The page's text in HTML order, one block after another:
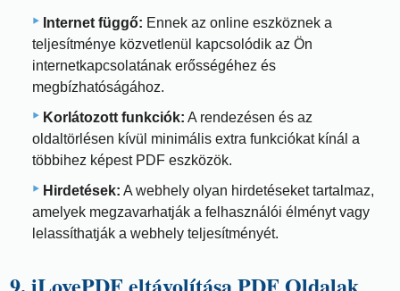
Internet függő: Ennek az online eszköznek a
teljesítménye közvetlenül kapcsolódik az Ön
internetkapcsolatának erősségéhez és
megbízhatóságához.
Korlátozott funkciók: A rendezésen és az
oldaltörlésen kívül minimális extra funkciókat kínál a
többihez képest PDF eszközök.
Hirdetések: A webhely olyan hirdetéseket tartalmaz,
amelyek megzavarhatják a felhasználói élményt vagy
lelassíthatják a webhely teljesítményét.